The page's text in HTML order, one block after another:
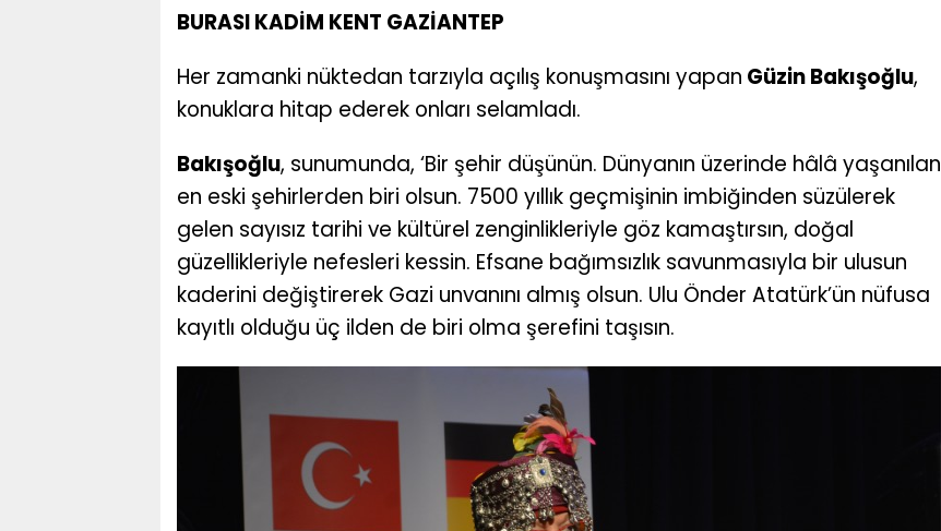
BURASI KADİM KENT GAZİANTEP
Her zamanki nüktedan tarzıyla açılış konuşmasını yapan Güzin Bakışoğlu,
konuklara hitap ederek onları selamladı.
Bakışoğlu, sunumunda, ‘Bir şehir düşünün. Dünyanın üzerinde hâlâ yaşanılan
en eski şehirlerden biri olsun. 7500 yıllık geçmişinin imbiğinden süzülerek
gelen sayısız tarihi ve kültürel zenginlikleriyle göz kamaştırsın, doğal
güzellikleriyle nefesleri kessin. Efsane bağımsızlık savunmasıyla bir ulusun
kaderini değiştirerek Gazi unvanını almış olsun. Ulu Önder Atatürk’ün nüfusa
kayıtlı olduğu üç ilden de biri olma şerefini taşısın.